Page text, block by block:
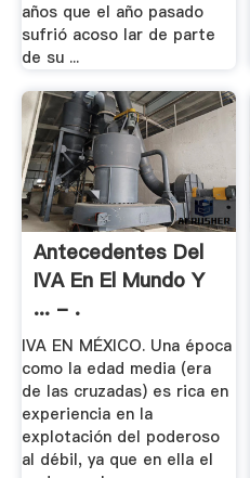
años que el año pasado
sufrió acoso lar de parte
de su ...
Antecedentes Del
IVA En El Mundo Y
... - .
IVA EN MÉXICO. Una época
como la edad media (era
de las cruzadas) es rica en
experiencia en la
explotación del poderoso
al débil, ya que en ella el